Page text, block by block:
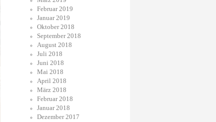
Februar 2019
Januar 2019
Oktober 2018
September 2018
August 2018
Juli 2018
Juni 2018
Mai 2018
April 2018
März 2018
Februar 2018
Januar 2018
Dezember 2017